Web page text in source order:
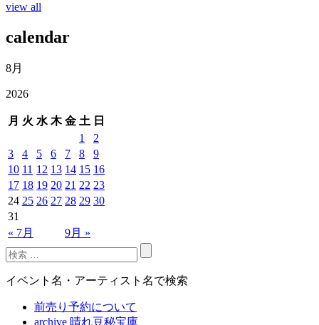
view all
calendar
8月
2026
月 火 水 木 金 土 日
« 7月 9月 »
1
2
3
4 5 6 7 8
9
10 11 12 13 14 15 16
17 18 19 20 21 22 23
24 25 26 27 28 29 30
31
イベント名・アーティスト名で検索
前売り予約について
archive 晴れ豆秘宝庫